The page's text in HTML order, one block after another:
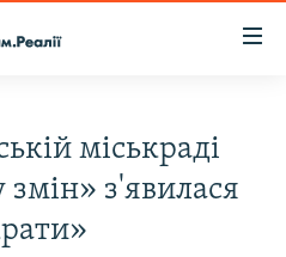
міськраді
змін» з'явилася